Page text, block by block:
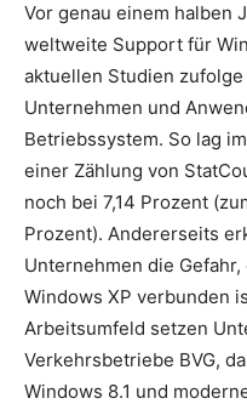
Vor genau einem halben
weltweite Support für
aktuellen Studien
Unternehmen und
Betriebssystem. So lag
einer Zählung von
noch bei 7,14 Prozent
Prozent). Andererseits
Unternehmen die
Windows XP verbunden
Arbeitsumfeld setzen
Verkehrsbetriebe BVG,
Windows 8.1 und